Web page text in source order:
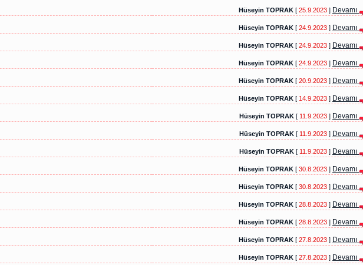
Hüseyin TOPRAK [ 25.9.2023 ] Devamı
Hüseyin TOPRAK [ 24.9.2023 ] Devamı
Hüseyin TOPRAK [ 24.9.2023 ] Devamı
Hüseyin TOPRAK [ 24.9.2023 ] Devamı
Hüseyin TOPRAK [ 20.9.2023 ] Devamı
Hüseyin TOPRAK [ 14.9.2023 ] Devamı
Hüseyin TOPRAK [ 11.9.2023 ] Devamı
Hüseyin TOPRAK [ 11.9.2023 ] Devamı
Hüseyin TOPRAK [ 11.9.2023 ] Devamı
Hüseyin TOPRAK [ 30.8.2023 ] Devamı
Hüseyin TOPRAK [ 30.8.2023 ] Devamı
Hüseyin TOPRAK [ 28.8.2023 ] Devamı
Hüseyin TOPRAK [ 28.8.2023 ] Devamı
Hüseyin TOPRAK [ 27.8.2023 ] Devamı
Hüseyin TOPRAK [ 27.8.2023 ] Devamı